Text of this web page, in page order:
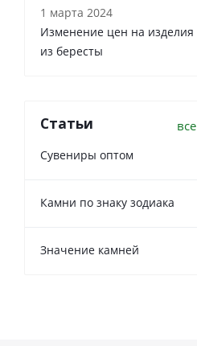
1 марта 2024
Изменение цен на изделия
из бересты
Статьи все
Сувениры оптом
Камни по знаку зодиака
Значение камней